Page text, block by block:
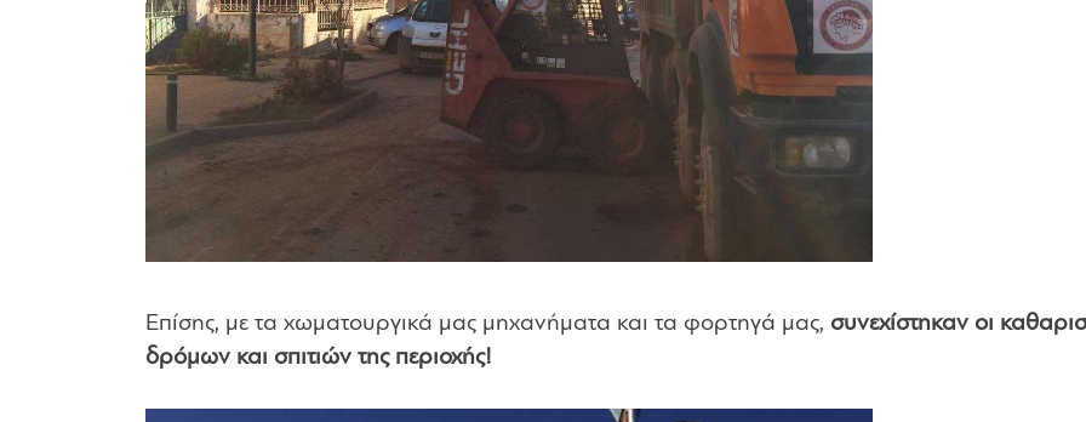
Επίσης, με τα χωματουργικά μας μηχανήματα και τα φορτηγά μας, συνεχίστηκαν οι
δρόμων και σπιτιών της περιοχής!